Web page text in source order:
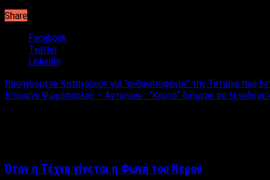
Share
Facebook
Twitter
LinkedIn
Προηγούμενο Κατηγορούν για “ανθρωποφαγία” την Τατιάνα που
Επόμενο Ψωμόπουλος – Αντωνίου : “Καυτό” διήμερο σε
Όταν η Τέχνη γίνεται η Φωνή του Νερού